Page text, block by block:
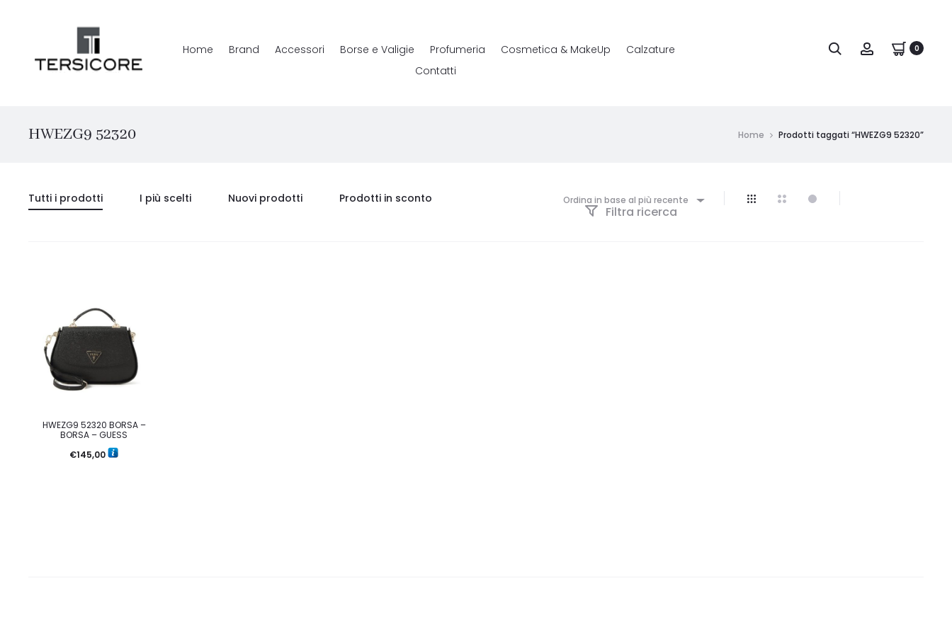
Home Brand Accessori Borse e Valigie Profumeria Cosmetica & MakeUp
Calzature
Contatti
0
HWEZG9 52320 Home Prodotti taggati “HWEZG9 52320”
Tutti i prodotti I più scelti Nuovi prodotti Prodotti in sconto Ordina in base al più recente
Filtra ricerca
HWEZG9 52320 BORSA –
BORSA – GUESS
€145,00